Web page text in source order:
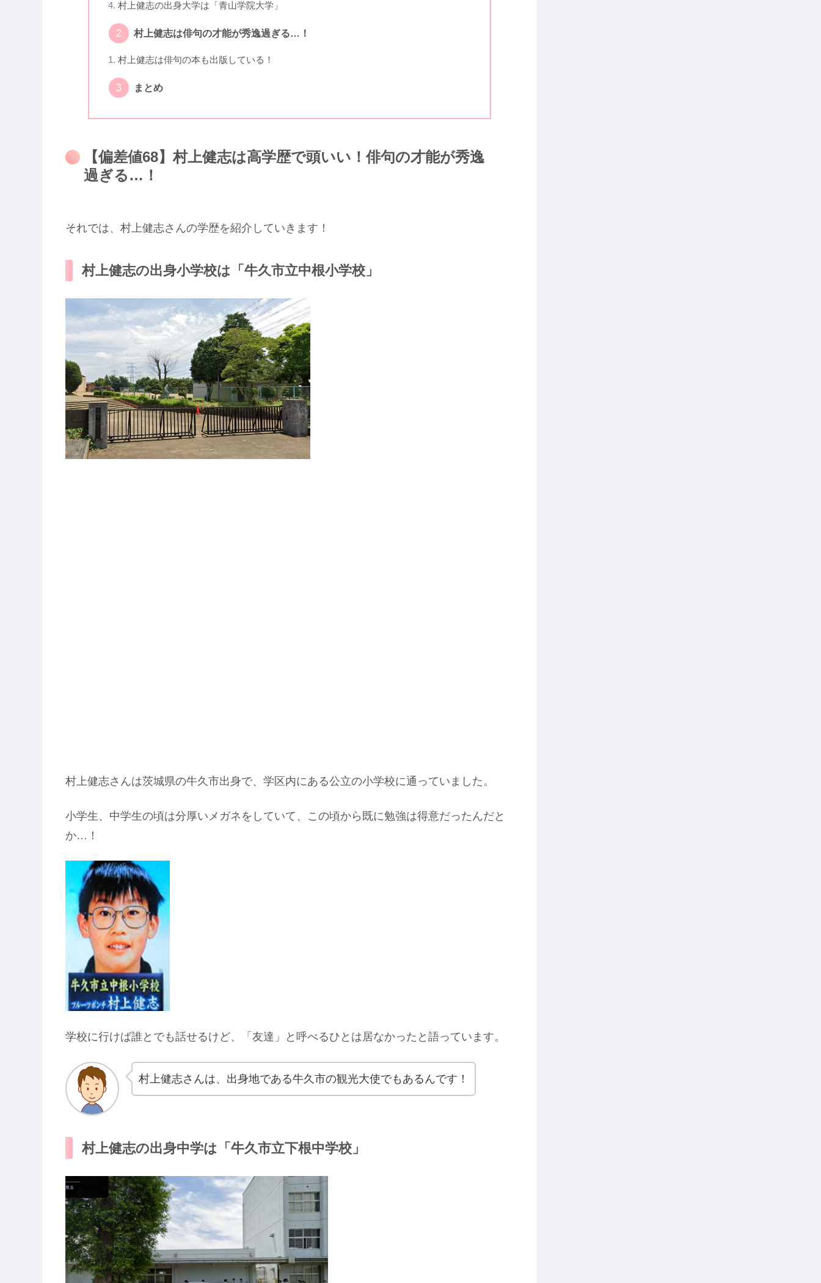
村上健志の出身大学は「青山学院大学」
村上健志は俳句の才能が秀逸過ぎる…！
村上健志は俳句の本も出版している！
まとめ
【偏差値68】村上健志は高学歴で頭いい！俳句の才能が秀逸
過ぎる…！
それでは、村上健志さんの学歴を紹介していきます！
村上健志の出身小学校は「牛久市立中根小学校」
村上健志さんは茨城県の牛久市出身で、学区内にある公立の小学校に通っていました。
小学生、中学生の頃は分厚いメガネをしていて、この頃から既に勉強は得意だったんだと
か…！
学校に行けば誰とでも話せるけど、「友達」と呼べるひとは居なかったと語っています。
村上健志さんは、出身地である牛久市の観光大使でもあるんです！
村上健志の出身中学は「牛久市立下根中学校」